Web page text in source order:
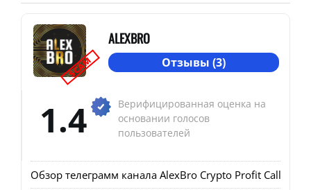
SCAM
ALEXBRO
Отзывы (3)
1.4
Верифицированная оценка на
основании голосов
пользователей
Обзор телеграмм канала AlexBro Crypto Profit Calls и